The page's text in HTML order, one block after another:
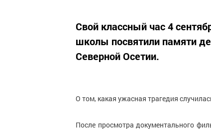
Свой классный час 4
школы посвятили памяти
Северной Осетии.
О том, какая ужасная трагедия
После просмотра документального